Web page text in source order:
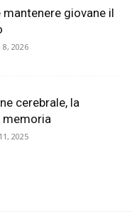
giovane il
8, 2026
cerebrale, la
memoria
2025